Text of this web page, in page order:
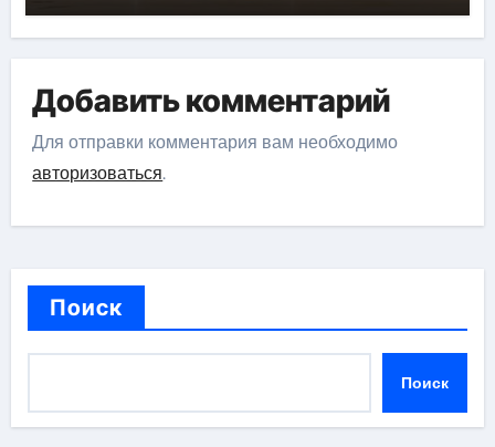
Добавить комментарий
Для отправки комментария вам необходимо
авторизоваться.
Поиск
Поиск